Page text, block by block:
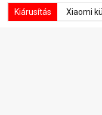
Kiárusítás Xiaomi